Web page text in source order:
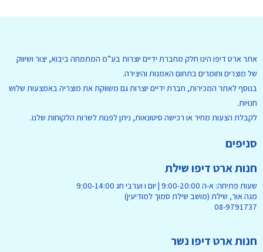
אתר ארט דיפו הינו חלק מחברת ידיים יוצרות בע”מ המתמחה ביבוא, יצור ושיווק
של מוצרים וחומרים בתחום האמנות והיצירה.
בנוסף לאתר המכירות, חברת ידיים יוצרות גם משווקת את מוצריה באמצעות שלוש
חנויות.
לקבלת הצעות מחיר או רכישה סיטונאות, ניתן לפנות לשרות הלקוחות שלנו.
סניפים
חנות ארט דיפו שילת
שעות פתיחה: א-ה 9:00-20:00 | יום ו וערבי חג 9:00-14:00
מגה אור, שילת (מושב שילת סמוך למודיעין)
08-9791737
חנות ארט דיפו נשר